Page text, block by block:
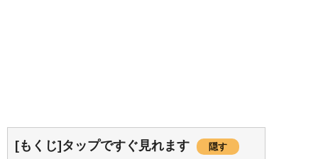
[もくじ]タップですぐ見れます 隠す